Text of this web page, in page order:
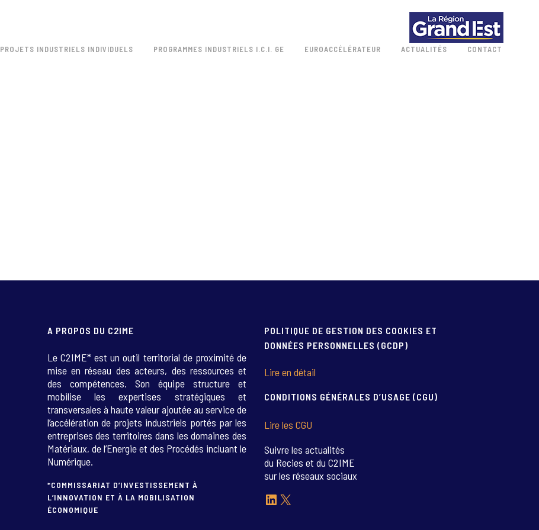
PROJETS INDUSTRIELS INDIVIDUELS PROGRAMMES INDUSTRIELS I.C.I. GE EUROACCÉLÉRATEUR ACTUALITÉS CONTACT
A PROPOS DU C2IME
Le C2IME* est un outil territorial de proximité de
mise en réseau des acteurs, des ressources et
des compétences. Son équipe structure et
mobilise les expertises stratégiques et
transversales à haute valeur ajoutée au service de
l’accélération de projets industriels portés par les
entreprises des territoires dans les domaines des
Matériaux, de l’Energie et des Procédés incluant le
Numérique.
*COMMISSARIAT D’INVESTISSEMENT À
L’INNOVATION ET À LA MOBILISATION
ÉCONOMIQUE
POLITIQUE DE GESTION DES COOKIES ET
DONNÉES PERSONNELLES (GCDP)
Lire en détail
CONDITIONS GÉNÉRALES D’USAGE (CGU)
Lire les CGU
Suivre les actualités
du Recies et du C2IME
sur les réseaux sociaux
LinkedIn
X